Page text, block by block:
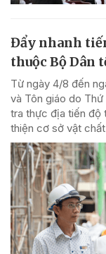
Đẩy nhanh
thuộc Bộ Dân
Từ ngày 4/8 đến
và Tôn giáo do
tra thực địa tiến độ
thiện cơ sở vật